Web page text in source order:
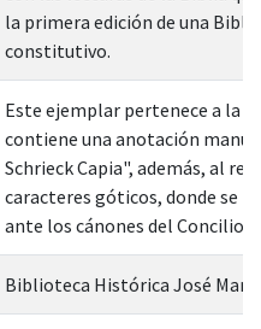
la primera edición de una
constitutivo.
Este ejemplar pertenece a la
contiene una anotación
Schrieck Capia", además, al
caracteres góticos, donde se
ante los cánones del Concilio
Biblioteca Histórica José